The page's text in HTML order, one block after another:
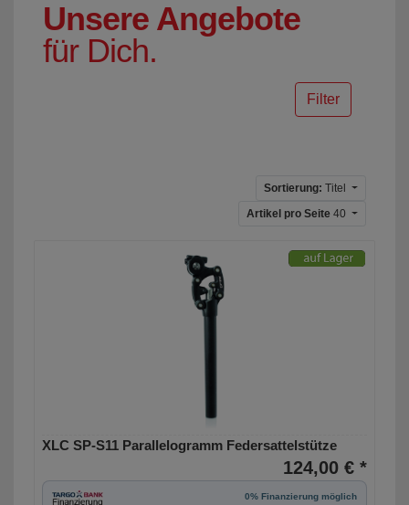
Unsere Angebote
für Dich.
Filter
Sortierung: Titel
Artikel pro Seite 40
XLC SP-S11 Parallelogramm Federsattelstütze
124,00 € *
0% Finanzierung möglich